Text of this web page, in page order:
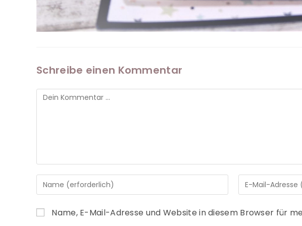
Schreibe einen Kommentar
Name, E-Mail-Adresse und Website in diesem Browser für